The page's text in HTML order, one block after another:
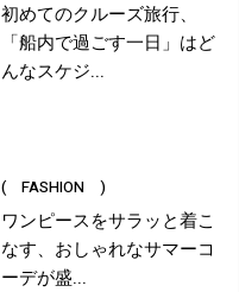
初めてのクルーズ旅行、
「船内で過ごす一日」はど
んなスケジ...
( FASHION )
ワンピースをサラッと着こ
なす、おしゃれなサマーコ
ーデが盛...